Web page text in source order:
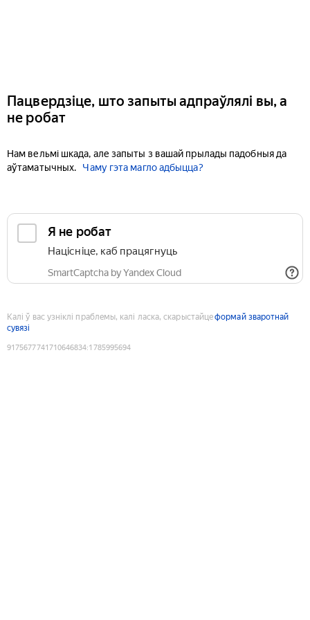
Пацвердзіце, што запыты адпраўлялі вы, а
не робат
Нам вельмі шкада, але запыты з вашай прылады падобныя да
аўтаматычных.
Чаму гэта магло адбыцца?
Я не робат
Націсніце, каб працягнуць
SmartCaptcha by Yandex Cloud
Калі ў вас узніклі праблемы, калі ласка, скарыстайцеформай зваротнай
сувязі
9175677741710646834:1785995694